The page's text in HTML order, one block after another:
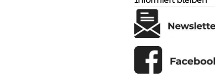
Produktseite
werden